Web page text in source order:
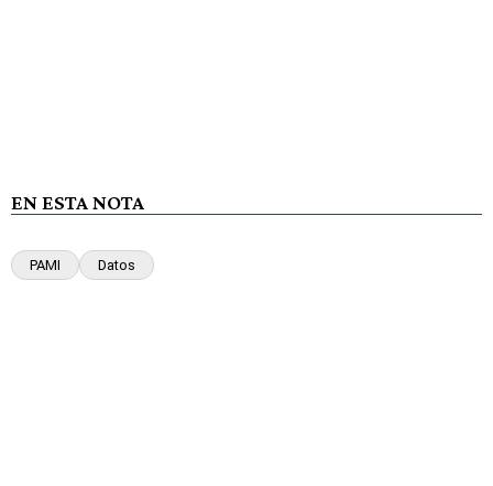
EN ESTA NOTA
PAMI Datos